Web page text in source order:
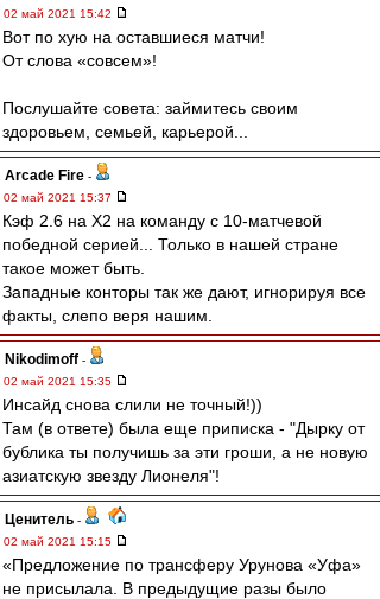
02 май 2021 15:42
Вот по хую на оставшиеся матчи!
От слова «совсем»!
Послушайте совета: займитесь своим
здоровьем, семьей, карьерой...
Arcade Fire -
02 май 2021 15:37
Кэф 2.6 на X2 на команду с 10-матчевой
победной серией... Только в нашей стране
такое может быть.
Западные конторы так же дают, игнорируя все
факты, слепо веря нашим.
Nikodimoff -
02 май 2021 15:35
Инсайд снова слили не точный!))
Там (в ответе) была еще приписка - "Дырку от
бублика ты получишь за эти гроши, а не новую
азиатскую звезду Лионеля"!
Ценитель -
02 май 2021 15:15
«Предложение по трансферу Урунова «Уфа»
не присылала. В предыдущие разы было